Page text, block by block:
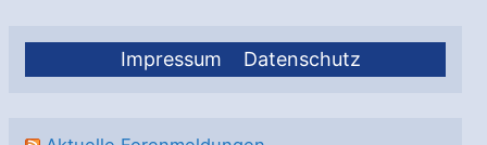
Impressum Datenschutz